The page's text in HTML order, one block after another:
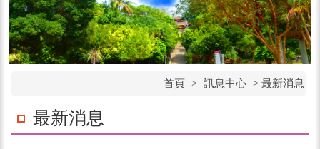
首頁 > 訊息中心 >最新消息
最新消息